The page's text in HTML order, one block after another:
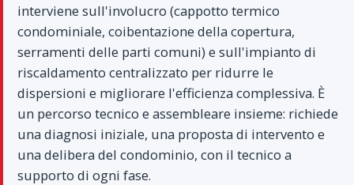
interviene sull'involucro (cappotto termico
condominiale, coibentazione della copertura,
serramenti delle parti comuni) e sull'impianto di
riscaldamento centralizzato per ridurre le
dispersioni e migliorare l'efficienza complessiva. È
un percorso tecnico e assembleare insieme: richiede
una diagnosi iniziale, una proposta di intervento e
una delibera del condominio, con il tecnico a
supporto di ogni fase.